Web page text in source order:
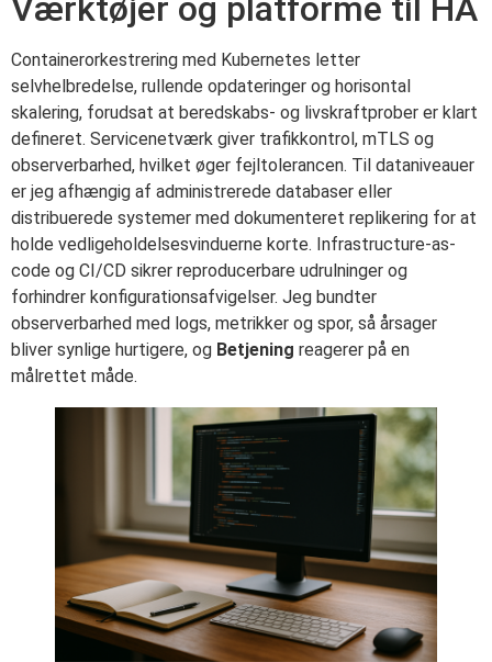
Værktøjer og platforme til HA
Containerorkestrering med Kubernetes letter
selvhelbredelse, rullende opdateringer og horisontal
skalering, forudsat at beredskabs- og livskraftprober er klart
defineret. Servicenetværk giver trafikkontrol, mTLS og
observerbarhed, hvilket øger fejltolerancen. Til dataniveauer
er jeg afhængig af administrerede databaser eller
distribuerede systemer med dokumenteret replikering for at
holde vedligeholdelsesvinduerne korte. Infrastructure-as-
code og CI/CD sikrer reproducerbare udrulninger og
forhindrer konfigurationsafvigelser. Jeg bundter
observerbarhed med logs, metrikker og spor, så årsager
bliver synlige hurtigere, og Betjening reagerer på en
målrettet måde.